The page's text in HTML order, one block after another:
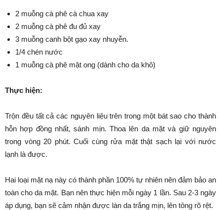
2 muỗng cà phê cà chua xay
2 muỗng cà phê đu đủ xay
3 muỗng canh bột gạo xay nhuyễn.
1/4 chén nước
1 muỗng cà phê mật ong (dành cho da khô)
Thực hiện:
Trộn đều tất cả các nguyên liệu trên trong một bát sao cho thành
hỗn hợp đồng nhất, sánh mịn. Thoa lên da mặt và giữ nguyên
trong vòng 20 phút. Cuối cùng rửa mặt thật sạch lại với nước
lạnh là được.
Hai loại mặt nạ này có thành phần 100% tự nhiên nên đảm bảo an
toàn cho da mặt. Bạn nên thực hiện mỗi ngày 1 lần. Sau 2-3 ngày
áp dụng, bạn sẽ cảm nhận được làn da trắng mịn, lên tông rõ rệt.